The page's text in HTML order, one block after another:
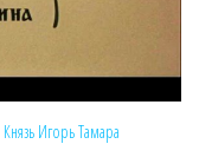
Князь ИгорьТамара